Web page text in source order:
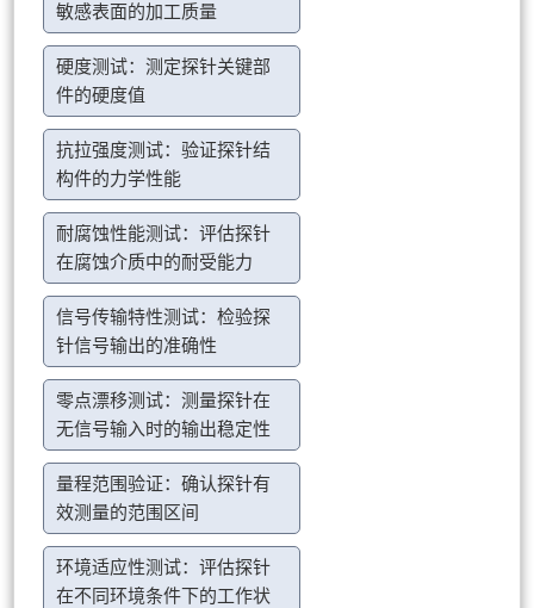
敏感表面的加工质量
硬度测试：测定探针关键部
件的硬度值
抗拉强度测试：验证探针结
构件的力学性能
耐腐蚀性能测试：评估探针
在腐蚀介质中的耐受能力
信号传输特性测试：检验探
针信号输出的准确性
零点漂移测试：测量探针在
无信号输入时的输出稳定性
量程范围验证：确认探针有
效测量的范围区间
环境适应性测试：评估探针
在不同环境条件下的工作状